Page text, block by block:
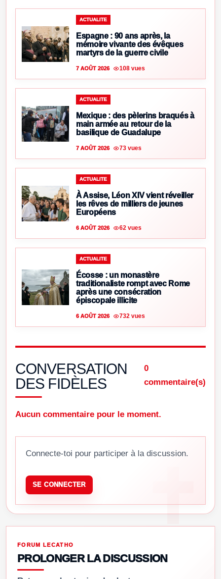
ACTUALITE
Espagne : 90 ans après, la
mémoire vivante des évêques
martyrs de la guerre civile
7 AOÛT 2026 108 vues
ACTUALITE
Mexique : des pèlerins braqués à
main armée au retour de la
basilique de Guadalupe
7 AOÛT 2026 73 vues
ACTUALITE
À Assise, Léon XIV vient réveiller
les rêves de milliers de jeunes
Européens
6 AOÛT 2026 62 vues
ACTUALITE
Écosse : un monastère
traditionaliste rompt avec Rome
après une consécration
épiscopale illicite
6 AOÛT 2026 732 vues
CONVERSATION
DES FIDÈLES
0
commentaire(s)
Aucun commentaire pour le moment.
Connecte-toi pour participer à la discussion.
SE CONNECTER
FORUM LECATHO
PROLONGER LA DISCUSSION